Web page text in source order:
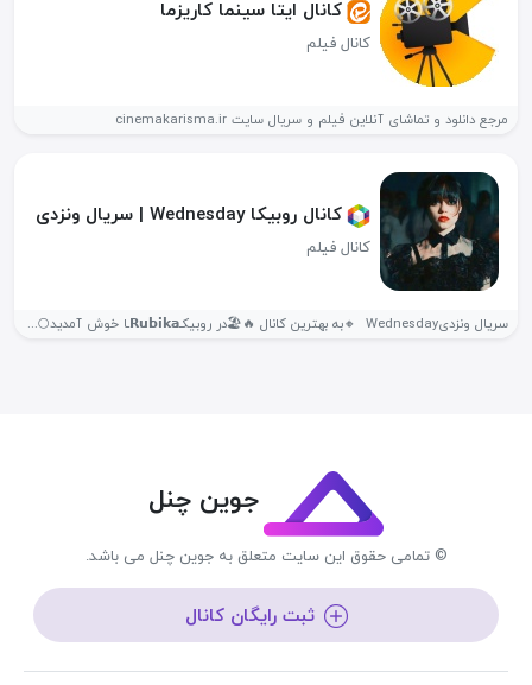
کانال ایتا سینما کاریزما
کانال فیلم
مرجع دانلود و تماشای آنلاین فیلم و سریال سایت cinemakarisma.ir
کانال روبیکا Wednesday | سریال ونزدی
کانال فیلم
سریال ونزدیWednesday ‌ 🔸به بهترین کانال ‌🔥🏖️در روبیکـ𝗥𝘂𝗯𝗶𝗸𝗮ـا خوش آمدید🌕 ‌ +...
جوین چنل
© تمامی حقوق این سایت متعلق به جوین چنل می باشد.
ثبت رایگان کانال